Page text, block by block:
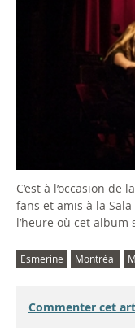
C’est à l’occasion de
fans et amis à la
l’heure où cet
Esmerine Montréal
Commenter cet